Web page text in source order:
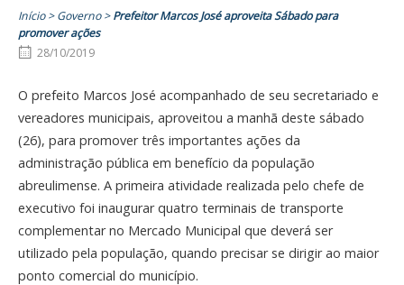
Início>Governo>Prefeitor Marcos José aproveita Sábado para
promover ações
28/10/2019
O prefeito Marcos José acompanhado de seu secretariado e
vereadores municipais, aproveitou a manhã deste sábado
(26), para promover três importantes ações da
administração pública em benefício da população
abreulimense. A primeira atividade realizada pelo chefe de
executivo foi inaugurar quatro terminais de transporte
complementar no Mercado Municipal que deverá ser
utilizado pela população, quando precisar se dirigir ao maior
ponto comercial do município.